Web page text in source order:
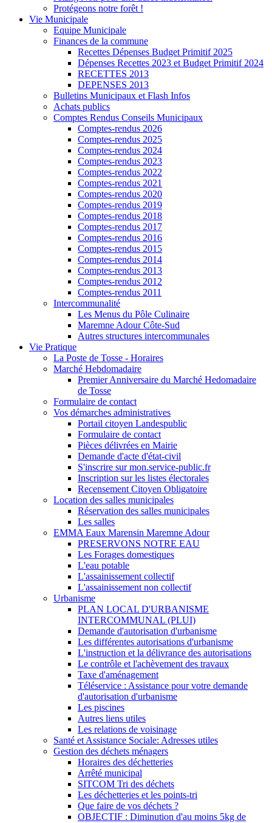
Protégeons notre forêt !
Vie Municipale
Equipe Municipale
Finances de la commune
Recettes Dépenses Budget Primitif 2025
Dépenses Recettes 2023 et Budget Primitif 2024
RECETTES 2013
DEPENSES 2013
Bulletins Municipaux et Flash Infos
Achats publics
Comptes Rendus Conseils Municipaux
Comptes-rendus 2026
Comptes-rendus 2025
Comptes-rendus 2024
Comptes-rendus 2023
Comptes-rendus 2022
Comptes-rendus 2021
Comptes-rendus 2020
Comptes-rendus 2019
Comptes-rendus 2018
Comptes-rendus 2017
Comptes-rendus 2016
Comptes-rendus 2015
Comptes-rendus 2014
Comptes-rendus 2013
Comptes-rendus 2012
Comptes-rendus 2011
Intercommunalité
Les Menus du Pôle Culinaire
Maremne Adour Côte-Sud
Autres structures intercommunales
Vie Pratique
La Poste de Tosse - Horaires
Marché Hebdomadaire
Premier Anniversaire du Marché Hedomadaire
de Tosse
Formulaire de contact
Vos démarches administratives
Portail citoyen Landespublic
Formulaire de contact
Pièces délivrées en Mairie
Demande d'acte d'état-civil
S'inscrire sur mon.service-public.fr
Inscription sur les listes électorales
Recensement Citoyen Obligatoire
Location des salles municipales
Réservation des salles municipales
Les salles
EMMA Eaux Marensin Maremne Adour
PRESERVONS NOTRE EAU
Les Forages domestiques
L'eau potable
L'assainissement collectif
L'assainissement non collectif
Urbanisme
PLAN LOCAL D'URBANISME
INTERCOMMUNAL (PLUI)
Demande d'autorisation d'urbanisme
Les différentes autorisations d'urbanisme
L'instruction et la délivrance des autorisations
Le contrôle et l'achèvement des travaux
Taxe d'aménagement
Téléservice : Assistance pour votre demande
d'autorisation d'urbanisme
Les piscines
Autres liens utiles
Les relations de voisinage
Santé et Assistance Sociale: Adresses utiles
Gestion des déchets ménagers
Horaires des déchetteries
Arrêté municipal
SITCOM Tri des déchets
Les déchetteries et les points-tri
Que faire de vos déchets ?
OBJECTIF : Diminution d'au moins 5kg de